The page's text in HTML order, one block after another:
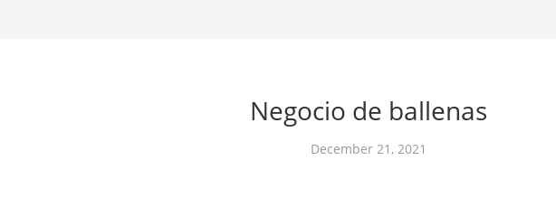
Negocio de ballenas
December 21, 2021